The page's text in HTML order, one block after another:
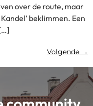
over de route, maar
beklimmen. Een
Volgende →